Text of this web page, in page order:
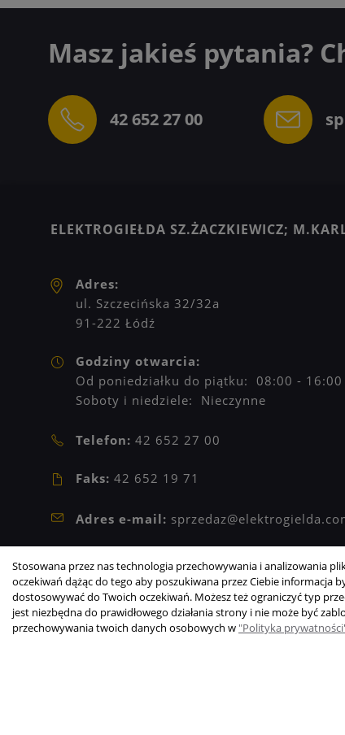
Masz jakieś pytania?
42 652 27 00
ELEKTROGIEŁDA SZ.ŻACZKIEWICZ;
Adres:
ul. Szczecińska 32/32a
91-222 Łódź
Godziny otwarcia:
Od poniedziałku do piątku: 08:00 - 16:00
Soboty i niedziele: Nieczynne
Telefon: 42 652 27 00
Faks: 42 652 19 71
Adres e-mail:
REGON: 473209601
Stosowana przez nas technologia przechowywania i analizowania
oczekiwań dążąc do tego aby poszukiwana przez Ciebie informacja
dostosowywać do Twoich oczekiwań. Możesz też ograniczyć typ
jest niezbędna do prawidłowego działania strony i nie może być
przechowywania twoich danych osobowych w "Polityka
Copyright © 2003-2026 Elektrogiełda s.j.